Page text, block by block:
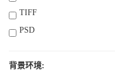
TIFF
PSD
背景环境: